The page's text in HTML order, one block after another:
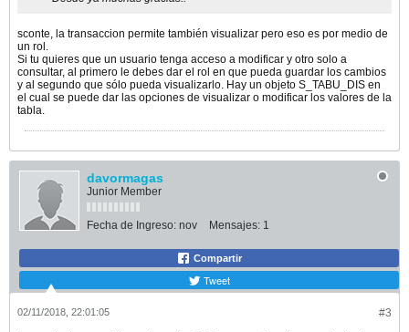
sconte, la transaccion permite también visualizar pero eso es por medio de
un rol.
Si tu quieres que un usuario tenga acceso a modificar y otro solo a
consultar, al primero le debes dar el rol en que pueda guardar los cambios
y al segundo que sólo pueda visualizarlo. Hay un objeto S_TABU_DIS en
el cual se puede dar las opciones de visualizar o modificar los valores de la
tabla.
davormagas
Junior Member
Fecha de Ingreso: nov Mensajes: 1
Compartir
Tweet
#3
02/11/2018, 22:01:05